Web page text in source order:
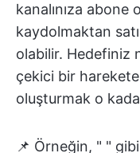
kanalınıza
kaydolmaktan
olabilir. Hedefiniz
çekici bir
oluşturmak o
📌 Örneğin, " "